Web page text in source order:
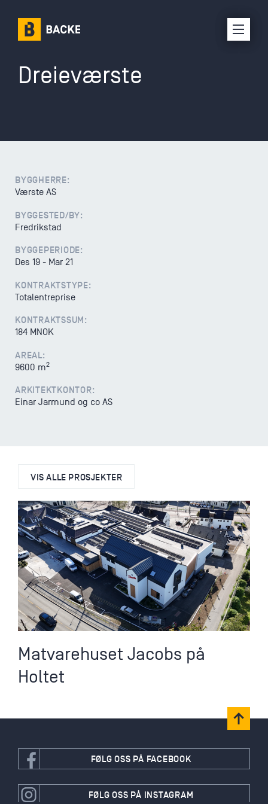
Karriere
Selskaper
Kontakt oss
Interne ressurser
Leverandørinfo
Varsling
Dreieværste
BYGGHERRE:
Værste AS
BYGGESTED/BY:
Fredrikstad
BYGGEPERIODE:
Des 19 - Mar 21
KONTRAKTSTYPE:
Totalentreprise
KONTRAKTSSUM:
184 MNOK
AREAL:
9600 m2
ARKITEKTKONTOR:
Einar Jarmund og co AS
VIS ALLE PROSJEKTER
Matvarehuset Jacobs på
Holtet
FØLG OSS PÅ FACEBOOK
FØLG OSS PÅ INSTAGRAM